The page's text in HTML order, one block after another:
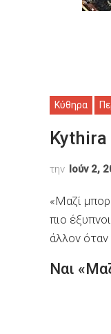
Κύθηρα
την Ιούν 2,
«Μαζί
πιο
άλλον όταν
Ναι